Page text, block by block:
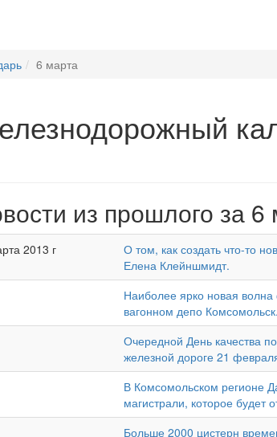
6 марта
из прошлого за 6
2013 г
О том, как создать что-то
Елена Клейншмидт.
Наиболее ярко новая
вагонном депо Комсомольск.
Очередной День качества
железной дороге 21
В Комсомольском регионе
магистрали, которое будет
Больше 2000 цистерн